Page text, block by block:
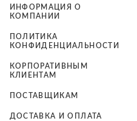
ИНФОРМАЦИЯ О
КОМПАНИИ
ПОЛИТИКА
КОНФИДЕНЦИАЛЬНОСТИ
КОРПОРАТИВНЫМ
КЛИЕНТАМ
ПОСТАВЩИКАМ
ДОСТАВКА И ОПЛАТА